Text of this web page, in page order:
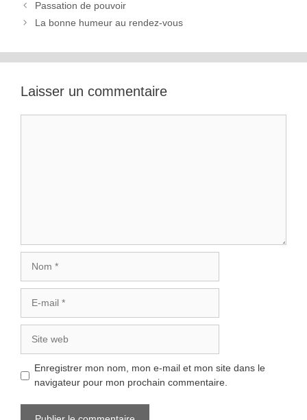
Passation de pouvoir
La bonne humeur au rendez-vous
Laisser un commentaire
mail
web
Enregistrer mon nom, mon e-mail et mon site dans le
navigateur pour mon prochain commentaire.